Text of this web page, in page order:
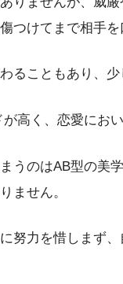
つけてまで相手を
ることもあり、少
高く、恋愛にお
うのはAB型の美
ません。
努力を惜しまず